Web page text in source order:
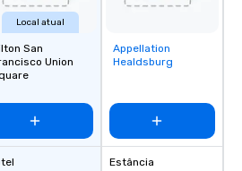
Local atual
San
Union
Removed from
favorites
Appellation
Healdsburg
Estância